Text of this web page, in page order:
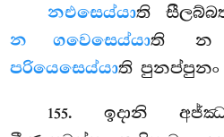
නඑසෙය්යාති
න ගවෙසෙය්යාති න
පරියෙසෙය්යාති
155. ඉදානි